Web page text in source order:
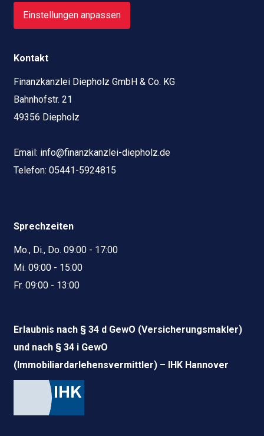
Einstellungen anpassen
Kontakt
Finanzkanzlei Diepholz GmbH & Co. KG
Bahnhofstr. 21
49356 Diepholz
Email: info@finanzkanzlei-diepholz.de
Telefon: 05441-5924815
Sprechzeiten
Mo., Di., Do. 09:00 - 17:00
Mi. 09:00 - 15:00
Fr. 09:00 - 13:00
Erlaubnis nach § 34 d GewO (Versicherungsmakler)
und nach § 34 i GewO
(Immobiliardarlehensvermittler) – IHK Hannover